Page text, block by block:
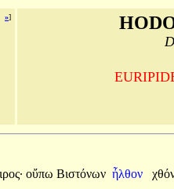
»]
οὔπω Βιστόνων ἦλθον